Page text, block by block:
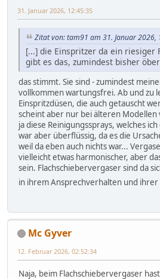
31. Januar 2026, 12:45:35
Zitat von: tam91 am 31. Januar 2026,
[...] die Einspritzer da ein riesiger
gibt es das, zumindest bisher
das stimmt. Sie sind - zumindest
vollkommen wartungsfrei. Ab und zu
Einspritzdüsen, die auch getauscht
scheint aber nur bei älteren Modellen
ja diese Reinigungssprays, welches
war aber überflüssig, da es die
weil da eben auch nichts war...
vielleicht etwas harmonischer, aber
sein. Flachschiebervergaser sind da
in ihrem Ansprechverhalten und ihrer
Mc Gyver
12. Februar 2026, 02:52:34
Naja, beim Flachschiebervergaser